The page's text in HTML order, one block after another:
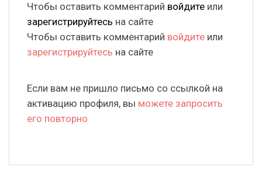
Чтобы оставить комментарий войдите или
зарегистрируйтесь на сайте
Чтобы оставить комментарий войдите или
зарегистрируйтесь на сайте
Если вам не пришло письмо со ссылкой на
активацию профиля, вы можете запросить
его повторно